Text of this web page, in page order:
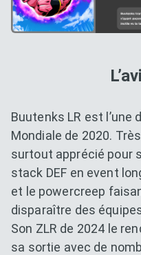
Buutenks LR est l’une
Mondiale de 2020.
surtout apprécié pour
stack DEF en event
et le powercreep
disparaître des
Son ZLR de 2024 le
sa sortie avec de